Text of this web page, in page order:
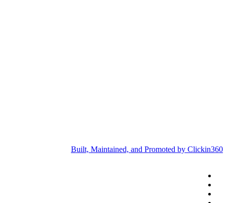
Built, Maintained, and Promoted by Clickin360